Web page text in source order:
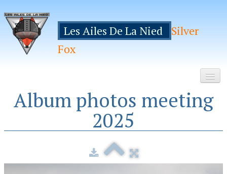
Les Ailes De La Nied
Silver
Fox
Accueil
Album photos meeting
2025